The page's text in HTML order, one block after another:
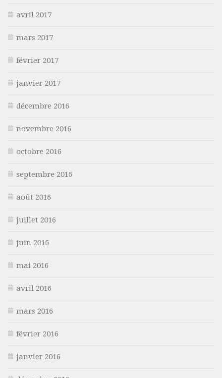
avril 2017
mars 2017
février 2017
janvier 2017
décembre 2016
novembre 2016
octobre 2016
septembre 2016
août 2016
juillet 2016
juin 2016
mai 2016
avril 2016
mars 2016
février 2016
janvier 2016